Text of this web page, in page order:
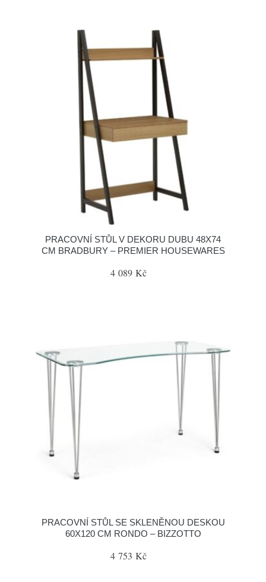
PRACOVNÍ STŮL V DEKORU DUBU 48X74
CM BRADBURY – PREMIER HOUSEWARES
4 089 Kč
PRACOVNÍ STŮL SE SKLENĚNOU DESKOU
60X120 CM RONDO – BIZZOTTO
4 753 Kč